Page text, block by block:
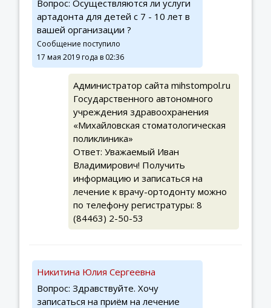
Вопрос: Осуществляются ли услуги
артадонта для детей с 7 - 10 лет в
вашей организации ?
Сообщение поступило
17 мая 2019 года в 02:36
Администратор сайта mihstompol.ru
Государственного автономного
учреждения здравоохранения
«Михайловская стоматологическая
поликлиника»
Ответ: Уважаемый Иван
Владимирович! Получить
информацию и записаться на
лечение к врачу-ортодонту можно
по телефону регистратуры: 8
(84463) 2-50-53
Никитина Юлия Сергеевна
Вопрос: Здравствуйте. Хочу
записаться на приём на лечение